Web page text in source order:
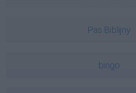
Pas Biblijny
bingo